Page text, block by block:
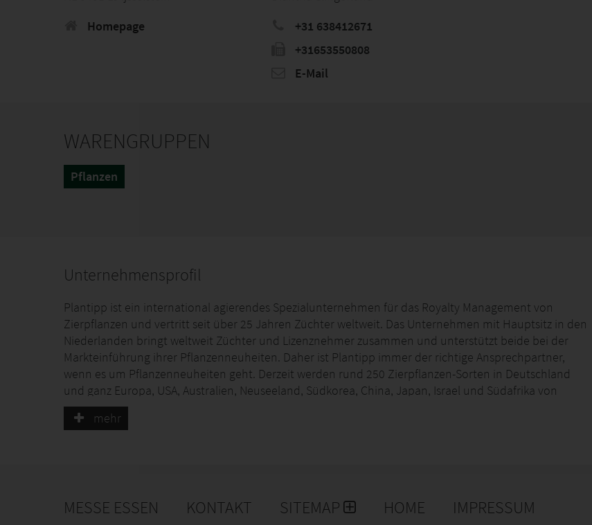
Homepage
+31 638412671
+31653550808
E-Mail
WARENGRUPPEN
Pflanzen
Unternehmensprofil
Plantipp ist ein international agierendes Spezialunternehmen für das Royalty Management von
Zierpflanzen und vertritt seit über 25 Jahren Züchter weltweit. Das Unternehmen mit Hauptsitz in den
Niederlanden bringt weltweit Züchter und Lizenznehmer zusammen und unterstützt beide bei der
Markteinführung ihrer Pflanzenneuheiten. Daher ist Plantipp immer der richtige Ansprechpartner,
wenn es um Pflanzenneuheiten geht. Derzeit werden rund 250 Zierpflanzen-Sorten in Deutschland
und ganz Europa, USA, Australien, Neuseeland, Südkorea, China, Japan, Israel und Südafrika von
Plantipp vertreten. Plantipp und allen voran das Führungsteam um Gründer Reinier van Rijssen und
seine Kinder Peter und Kim van Rijssen steht dabei für die Leidenschaft für Pflanzen und den Respekt
mehr
MESSE ESSEN KONTAKT SITEMAP HOME IMPRESSUM